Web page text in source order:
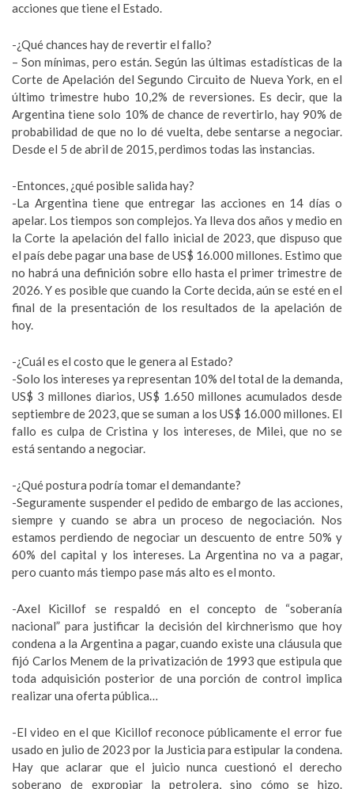
acciones que tiene el Estado.
-¿Qué chances hay de revertir el fallo?
– Son mínimas, pero están. Según las últimas estadísticas de la
Corte de Apelación del Segundo Circuito de Nueva York, en el
último trimestre hubo 10,2% de reversiones. Es decir, que la
Argentina tiene solo 10% de chance de revertirlo, hay 90% de
probabilidad de que no lo dé vuelta, debe sentarse a negociar.
Desde el 5 de abril de 2015, perdimos todas las instancias.
-Entonces, ¿qué posible salida hay?
-La Argentina tiene que entregar las acciones en 14 días o
apelar. Los tiempos son complejos. Ya lleva dos años y medio en
la Corte la apelación del fallo inicial de 2023, que dispuso que
el país debe pagar una base de US$ 16.000 millones. Estimo que
no habrá una definición sobre ello hasta el primer trimestre de
2026. Y es posible que cuando la Corte decida, aún se esté en el
final de la presentación de los resultados de la apelación de
hoy.
-¿Cuál es el costo que le genera al Estado?
-Solo los intereses ya representan 10% del total de la demanda,
US$ 3 millones diarios, US$ 1.650 millones acumulados desde
septiembre de 2023, que se suman a los US$ 16.000 millones. El
fallo es culpa de Cristina y los intereses, de Milei, que no se
está sentando a negociar.
-¿Qué postura podría tomar el demandante?
-Seguramente suspender el pedido de embargo de las acciones,
siempre y cuando se abra un proceso de negociación. Nos
estamos perdiendo de negociar un descuento de entre 50% y
60% del capital y los intereses. La Argentina no va a pagar,
pero cuanto más tiempo pase más alto es el monto.
-Axel Kicillof se respaldó en el concepto de “soberanía
nacional” para justificar la decisión del kirchnerismo que hoy
condena a la Argentina a pagar, cuando existe una cláusula que
fijó Carlos Menem de la privatización de 1993 que estipula que
toda adquisición posterior de una porción de control implica
realizar una oferta pública…
-El video en el que Kicillof reconoce públicamente el error fue
usado en julio de 2023 por la Justicia para estipular la condena.
Hay que aclarar que el juicio nunca cuestionó el derecho
soberano de expropiar la petrolera, sino cómo se hizo.